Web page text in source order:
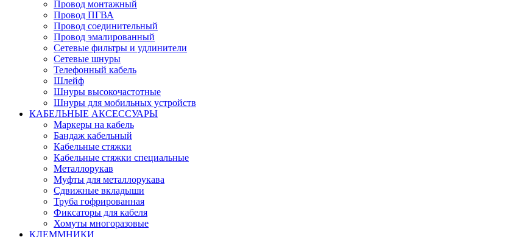
Провод монтажный
Провод ПГВА
Провод соединительный
Провод эмалированный
Сетевые фильтры и удлинители
Сетевые шнуры
Телефонный кабель
Шлейф
Шнуры высокочастотные
Шнуры для мобильных устройств
КАБЕЛЬНЫЕ АКСЕССУАРЫ
Маркеры на кабель
Бандаж кабельный
Кабельные стяжки
Кабельные стяжки специальные
Металлорукав
Муфты для металлорукава
Сдвижные вкладыши
Труба гофрированная
Фиксаторы для кабеля
Хомуты многоразовые
КЛЕММНИКИ